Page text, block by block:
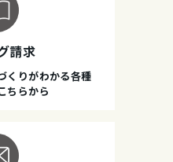
請求
くりがわかる各種
ちらから